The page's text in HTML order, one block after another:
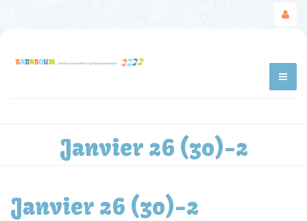
Janvier 26 (30)-2
Janvier 26 (30)-2